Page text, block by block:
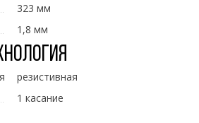
323 мм
1,8 мм
резистивная
1 касание